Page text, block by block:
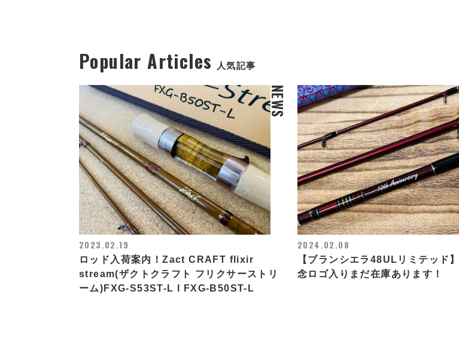
Popular Articles 人気記事
NEWS
2023.02.19
ロッド入荷案内！Zact CRAFT flixir
stream(ザクトクラフト フリクサーストリ
ーム)FXG-S53ST-L l FXG-B50ST-L
2024.02.08
【ブランシエラ48ULリミテッド
念ロゴ入りまだ在庫あります！